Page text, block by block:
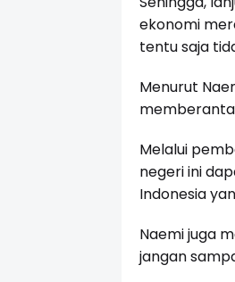
ekonomi
tentu saja
Menurut
Melalui
negeri ini
Indonesia
Naemi juga
jangan